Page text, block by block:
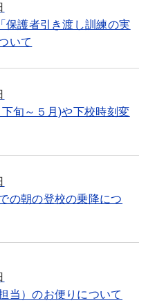
保護者引き渡し訓練の実
いて
旬～５月)や下校時刻変
の朝の登校の乗降につ
当）のお便りについて